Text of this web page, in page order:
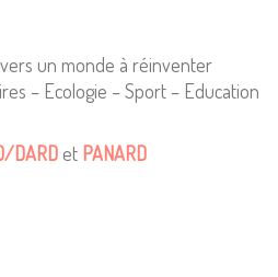
un monde à réinventer
– Ecologie – Sport – Education
DARDet PANARD